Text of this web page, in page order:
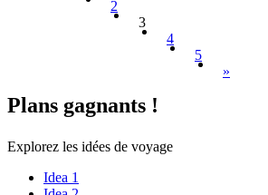
2
3
4
5
»
Plans gagnants !
Explorez les idées de voyage
Idea 1